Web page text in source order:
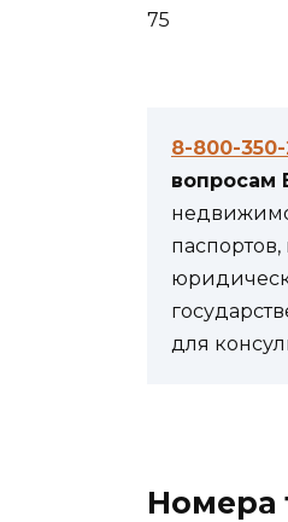
75
8-800-
вопросам
для
Номера